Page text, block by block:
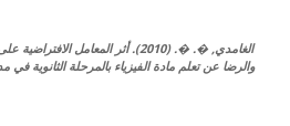
الغامدي, �. �. (2010). أثر المعامل
والرضا عن تعلم مادة الفيزياء بالمرحلة الثانوية